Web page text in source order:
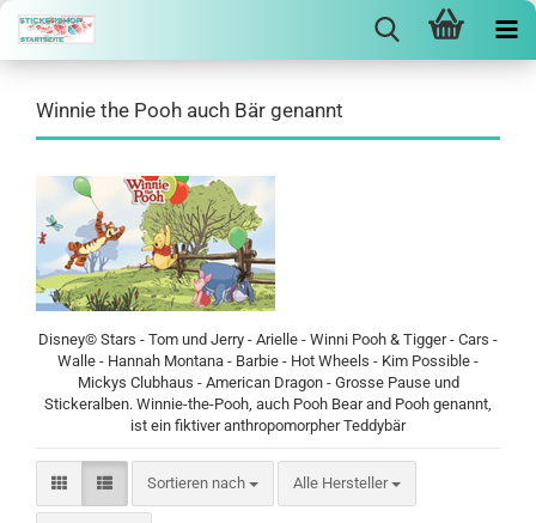
Winnie the Pooh auch Bär genannt
Disney© Stars - Tom und Jerry - Arielle - Winni Pooh & Tigger - Cars -
Walle - Hannah Montana - Barbie - Hot Wheels - Kim Possible -
Mickys Clubhaus - American Dragon - Grosse Pause und
Stickeralben. Winnie-the-Pooh, auch Pooh Bear and Pooh genannt,
ist ein fiktiver anthropomorpher Teddybär
Sortieren nach
Sortieren nach Alle Hersteller